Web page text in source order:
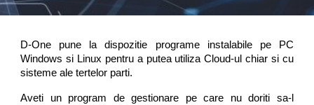
D-One pune la dispozitie programe instalabile pe PC
Windows si Linux pentru a putea utiliza Cloud-ul chiar si cu
sisteme ale tertelor parti.
Aveti un program de gestionare pe care nu doriti sa-l